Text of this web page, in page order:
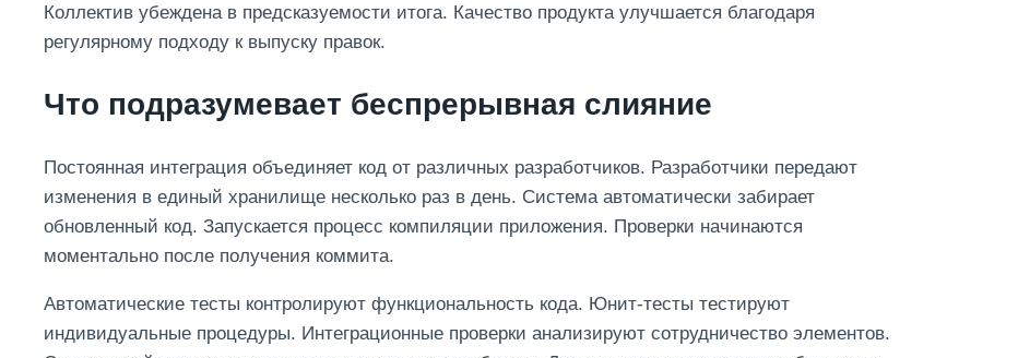
Коллектив убеждена в предсказуемости итога. Качество продукта улучшается благодаря
регулярному подходу к выпуску правок.
Что подразумевает беспрерывная слияние
Постоянная интеграция объединяет код от различных разработчиков. Разработчики передают
изменения в единый хранилище несколько раз в день. Система автоматически забирает
обновленный код. Запускается процесс компиляции приложения. Проверки начинаются
моментально после получения коммита.
Автоматические тесты контролируют функциональность кода. Юнит-тесты тестируют
индивидуальные процедуры. Интеграционные проверки анализируют сотрудничество элементов.